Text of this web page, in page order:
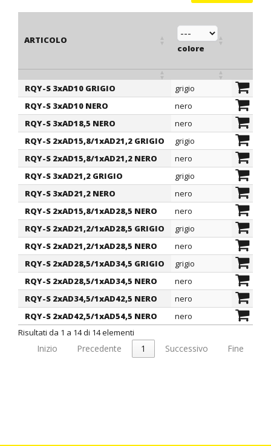
ARTICOLO
colore
ARTICOLO
colore
Ø
AD
RQY-S 3xAD10 GRIGIO grigio
10
RQY-S 3xAD10 NERO
nero
10
RQY-S 3xAD18,5 NERO
nero
18,5
RQY-S 2xAD15,8/1xAD21,2 GRIGIO
grigio
15,8
RQY-S 2xAD15,8/1xAD21,2 NERO
nero
15,8
RQY-S 3xAD21,2 GRIGIO
grigio
21,2
RQY-S 3xAD21,2 NERO
nero
21,2
RQY-S 2xAD15,8/1xAD28,5 NERO
nero
15,8
RQY-S 2xAD21,2/1xAD28,5 GRIGIO
grigio
21,2
RQY-S 2xAD21,2/1xAD28,5 NERO
nero
21,2
RQY-S 2xAD28,5/1xAD34,5 GRIGIO
grigio
28,5
RQY-S 2xAD28,5/1xAD34,5 NERO
nero
28,5
RQY-S 2xAD34,5/1xAD42,5 NERO
nero
34,5
RQY-S 2xAD42,5/1xAD54,5 NERO
nero
42,5
Risultati da 1 a 14 di 14 elementi
Inizio Precedente 1 Successivo Fine